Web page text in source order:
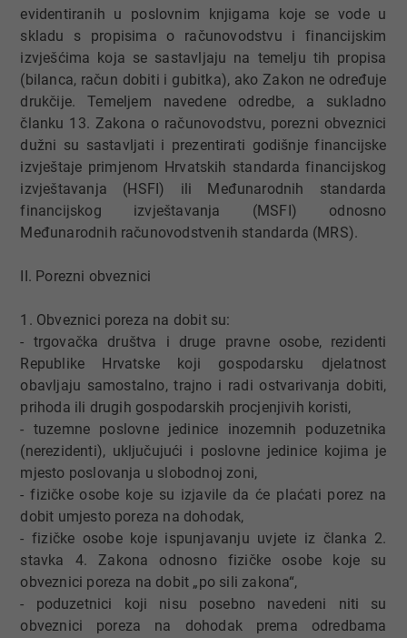
evidentiranih u poslovnim knjigama koje se vode u
skladu s propisima o računovodstvu i financijskim
izvješćima koja se sastavljaju na temelju tih propisa
(bilanca, račun dobiti i gubitka), ako Zakon ne određuje
drukčije. Temeljem navedene odredbe, a sukladno
članku 13. Zakona o računovodstvu, porezni obveznici
dužni su sastavljati i prezentirati godišnje financijske
izvještaje primjenom Hrvatskih standarda financijskog
izvještavanja (HSFI) ili Međunarodnih standarda
financijskog izvještavanja (MSFI) odnosno
Međunarodnih računovodstvenih standarda (MRS).
II. Porezni obveznici
1. Obveznici poreza na dobit su:
- trgovačka društva i druge pravne osobe, rezidenti
Republike Hrvatske koji gospodarsku djelatnost
obavljaju samostalno, trajno i radi ostvarivanja dobiti,
prihoda ili drugih gospodarskih procjenjivih koristi,
- tuzemne poslovne jedinice inozemnih poduzetnika
(nerezidenti), uključujući i poslovne jedinice kojima je
mjesto poslovanja u slobodnoj zoni,
- fizičke osobe koje su izjavile da će plaćati porez na
dobit umjesto poreza na dohodak,
- fizičke osobe koje ispunjavanju uvjete iz članka 2.
stavka 4. Zakona odnosno fizičke osobe koje su
obveznici poreza na dobit „po sili zakona“,
- poduzetnici koji nisu posebno navedeni niti su
obveznici poreza na dohodak prema odredbama